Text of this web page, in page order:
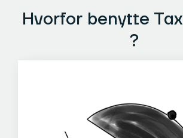
Hvorfor benytte Tax
?